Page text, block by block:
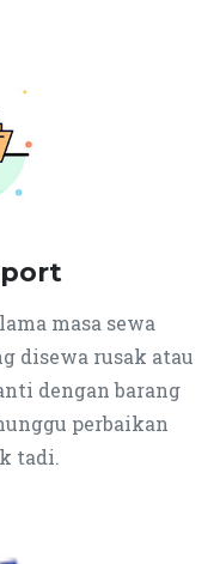
masa sewa
disewa rusak atau
dengan barang
perbaikan
tadi.